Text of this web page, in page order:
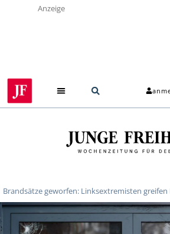
Anzeige
Brandsätze geworfen: Linksextremisten greifen